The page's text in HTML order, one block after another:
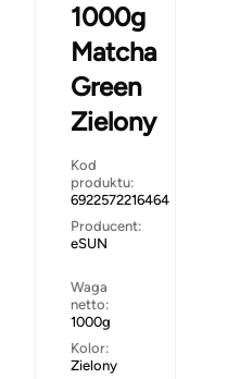
1000g
Matcha
Green
Zielony
Kod
produktu:
6922572216464
Producent:
eSUN
Waga
netto:
1000g
Kolor:
Zielony